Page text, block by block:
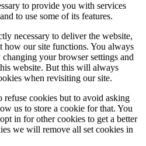
to provide you with services
to use some of its features.
necessary to deliver the website,
how our site functions. You always
your browser settings and
website. But this will always
when revisiting our site.
cookies but to avoid asking
us to store a cookie for that. You
in for other cookies to get a better
we will remove all set cookies in